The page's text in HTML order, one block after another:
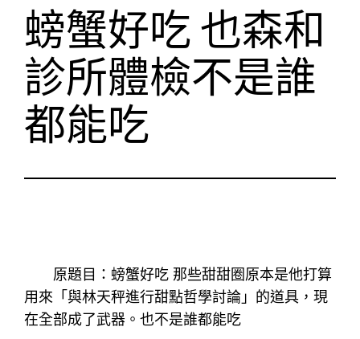
螃蟹好吃 也森和
診所體檢不是誰
都能吃
原題目：螃蟹好吃 那些甜甜圈原本是他打算
用來「與林天秤進行甜點哲學討論」的道具，現
在全部成了武器。也不是誰都能吃